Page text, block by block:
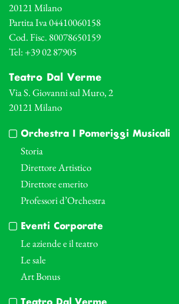
20121 Milano
Partita Iva 04410060158
Cod. Fisc. 80078650159
Tel: +39 02 87905
Teatro Dal Verme
Via S. Giovanni sul Muro, 2
20121 Milano
Orchestra I Pomeriggi Musicali
Storia
Direttore Artistico
Direttore emerito
Professori d’Orchestra
Eventi Corporate
Le aziende e il teatro
Le sale
Art Bonus